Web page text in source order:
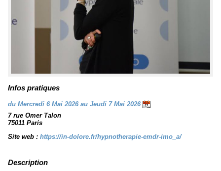
Infos pratiques
du Mercredi 6 Mai 2026 au Jeudi 7 Mai 2026
7 rue Omer Talon
75011 Paris
Site web : https://in-dolore.fr/hypnotherapie-emdr-imo_a/
Description